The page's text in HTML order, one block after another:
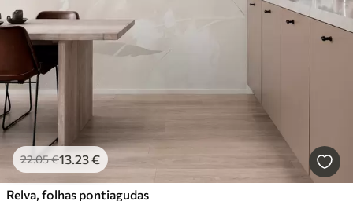
22.05€13 .23€
Relva, folhas pontiagudas